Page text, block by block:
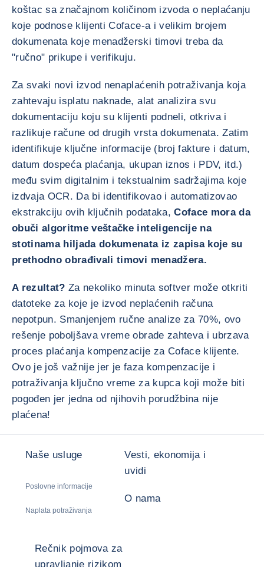
koštac sa značajnom količinom izvoda o neplaćanju
koje podnose klijenti Coface-a i velikim brojem
dokumenata koje menadžerski timovi treba da
"ručno" prikupe i verifikuju.
Za svaki novi izvod nenaplaćenih potraživanja koja
zahtevaju isplatu naknade, alat analizira svu
dokumentaciju koju su klijenti podneli, otkriva i
razlikuje račune od drugih vrsta dokumenata. Zatim
identifikuje ključne informacije (broj fakture i datum,
datum dospeća plaćanja, ukupan iznos i PDV, itd.)
među svim digitalnim i tekstualnim sadržajima koje
izdvaja OCR. Da bi identifikovao i automatizovao
ekstrakciju ovih ključnih podataka,Coface mora da
obuči algoritme veštačke inteligencije na
stotinama hiljada dokumenata iz zapisa koje su
prethodno obrađivali timovi menadžera.
A rezultat? Za nekoliko minuta softver može otkriti
datoteke za koje je izvod neplaćenih računa
nepotpun. Smanjenjem ručne analize za 70%, ovo
rešenje poboljšava vreme obrade zahteva i ubrzava
proces plaćanja kompenzacije za Coface klijente.
Ovo je još važnije jer je faza kompenzacije i
potraživanja ključno vreme za kupca koji može biti
pogođen jer jedna od njihovih porudžbina nije
plaćena!
Naše usluge
Poslovne informacije
Naplata potraživanja
Vesti, ekonomija i
uvidi
O nama
Rečnik pojmova za
upravljanje rizikom